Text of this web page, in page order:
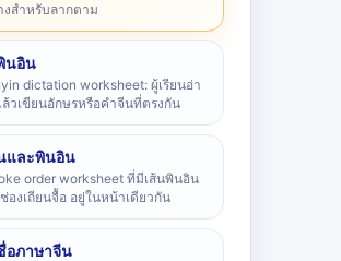
งสำหรับลากตาม
นอิน
dictation worksheet: ผู้เรียนอ่า
วเขียนอักษรหรือคำจีนที่ตรงกัน
และพินอิน
order worksheet ที่มีเส้นพินอิน
องเถียนจื้อ อยู่ในหน้าเดียวกัน
อภาษาจีน